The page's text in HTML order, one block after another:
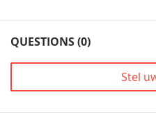
QUESTIONS (0)
Stel